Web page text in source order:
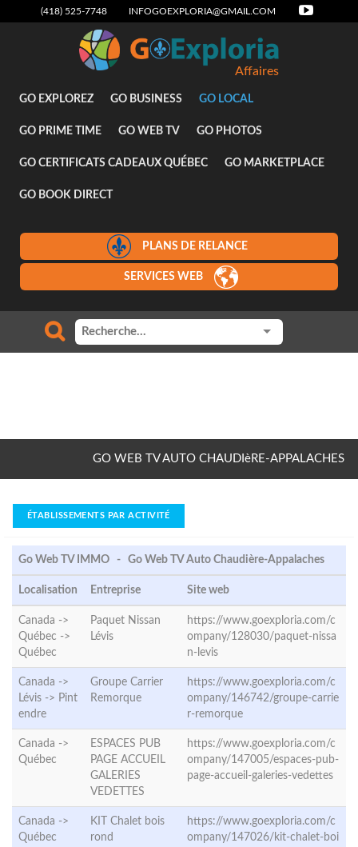
(418) 525-7748 INFOGOEXPLORIA@GMAIL.COM
Affaires
GO EXPLOREZ GO BUSINESS GO LOCAL
GO PRIME TIME GO WEB TV GO PHOTOS
GO CERTIFICATS CADEAUX QUÉBEC GO MARKETPLACE
GO BOOK DIRECT
PLANS DE RELANCE
SERVICES WEB
GO WEB TV AUTO CHAUDIèRE-APPALACHES
ÉTABLISSEMENTS PAR ACTIVITÉ
Go Web TV IMMO - Go Web TV Auto Chaudière-Appalaches
Localisation Entreprise Site web
Canada ->
Québec ->
Québec
Paquet Nissan
Lévis
https://www.goexploria.com/c
ompany/128030/paquet-nissa
n-levis
Canada ->
Lévis -> Pint
endre
Groupe Carrier
Remorque
https://www.goexploria.com/c
ompany/146742/groupe-carrie
r-remorque
Canada ->
Québec
ESPACES PUB
PAGE ACCUEIL
GALERIES
VEDETTES
https://www.goexploria.com/c
ompany/147005/espaces-pub-
page-accueil-galeries-vedettes
Canada ->
Québec
KIT Chalet bois
rond
https://www.goexploria.com/c
ompany/147026/kit-chalet-boi